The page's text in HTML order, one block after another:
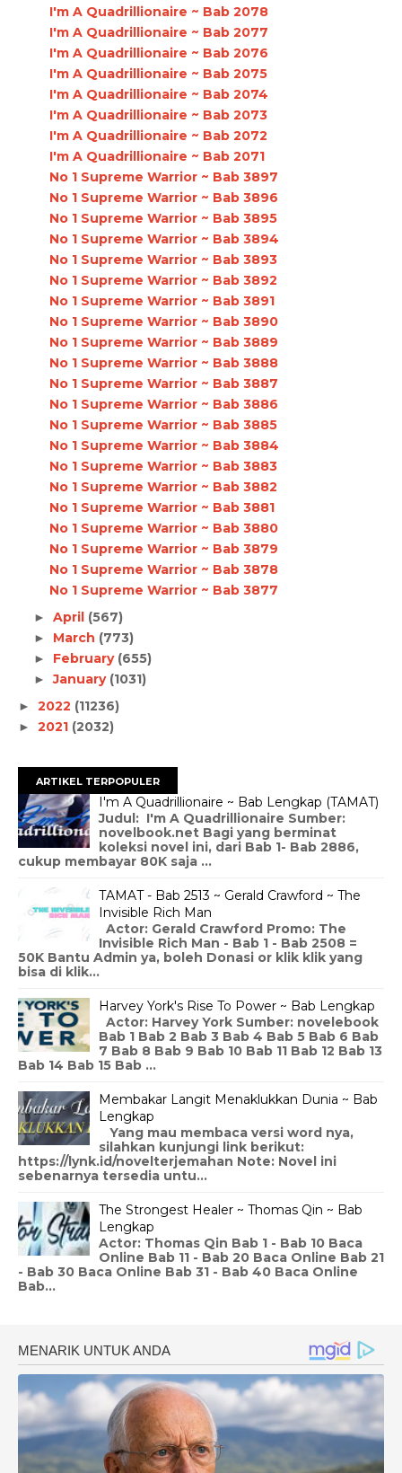
I'm A Quadrillionaire ~ Bab 2078
I'm A Quadrillionaire ~ Bab 2077
I'm A Quadrillionaire ~ Bab 2076
I'm A Quadrillionaire ~ Bab 2075
I'm A Quadrillionaire ~ Bab 2074
I'm A Quadrillionaire ~ Bab 2073
I'm A Quadrillionaire ~ Bab 2072
I'm A Quadrillionaire ~ Bab 2071
No 1 Supreme Warrior ~ Bab 3897
No 1 Supreme Warrior ~ Bab 3896
No 1 Supreme Warrior ~ Bab 3895
No 1 Supreme Warrior ~ Bab 3894
No 1 Supreme Warrior ~ Bab 3893
No 1 Supreme Warrior ~ Bab 3892
No 1 Supreme Warrior ~ Bab 3891
No 1 Supreme Warrior ~ Bab 3890
No 1 Supreme Warrior ~ Bab 3889
No 1 Supreme Warrior ~ Bab 3888
No 1 Supreme Warrior ~ Bab 3887
No 1 Supreme Warrior ~ Bab 3886
No 1 Supreme Warrior ~ Bab 3885
No 1 Supreme Warrior ~ Bab 3884
No 1 Supreme Warrior ~ Bab 3883
No 1 Supreme Warrior ~ Bab 3882
No 1 Supreme Warrior ~ Bab 3881
No 1 Supreme Warrior ~ Bab 3880
No 1 Supreme Warrior ~ Bab 3879
No 1 Supreme Warrior ~ Bab 3878
No 1 Supreme Warrior ~ Bab 3877
► April (567)
► March (773)
► February (655)
►January (1031)
► 2022 (11236)
► 2021 (2032)
ARTIKEL TERPOPULER
I'm A Quadrillionaire ~ Bab Lengkap (TAMAT)
Judul: I'm A Quadrillionaire Sumber:
novelbook.net Bagi yang berminat
koleksi novel ini, dari Bab 1- Bab 2886,
cukup membayar 80K saja ...
TAMAT - Bab 2513 ~ Gerald Crawford ~ The
Invisible Rich Man
Actor: Gerald Crawford Promo: The
Invisible Rich Man - Bab 1 - Bab 2508 =
50K Bantu Admin ya, boleh Donasi or klik klik yang
bisa di klik...
Harvey York's Rise To Power ~ Bab Lengkap
Actor: Harvey York Sumber: novelebook
Bab 1 Bab 2 Bab 3 Bab 4 Bab 5 Bab 6 Bab
7 Bab 8 Bab 9 Bab 10 Bab 11 Bab 12 Bab 13
Bab 14 Bab 15 Bab ...
Membakar Langit Menaklukkan Dunia ~ Bab
Lengkap
Yang mau membaca versi word nya,
silahkan kunjungi link berikut:
https://lynk.id/novelterjemahan Note: Novel ini
sebenarnya tersedia untu...
The Strongest Healer ~ Thomas Qin ~ Bab
Lengkap
Actor: Thomas Qin Bab 1 - Bab 10 Baca
Online Bab 11 - Bab 20 Baca Online Bab 21
- Bab 30 Baca Online Bab 31 - Bab 40 Baca Online
Bab...